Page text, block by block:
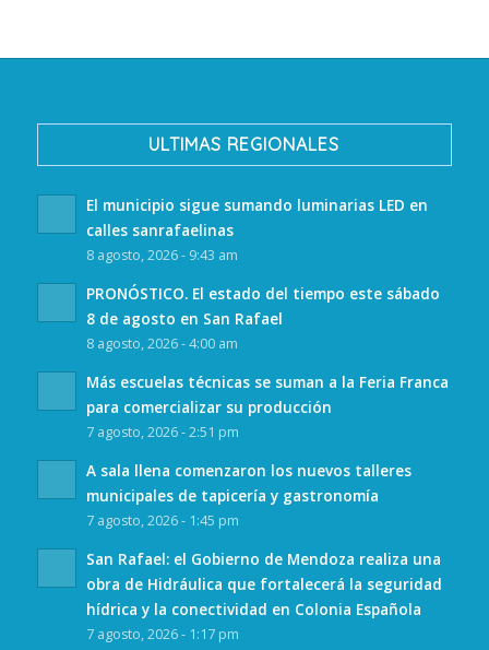
ULTIMAS REGIONALES
El municipio sigue sumando luminarias LED en
calles sanrafaelinas
8 agosto, 2026 - 9:43 am
PRONÓSTICO. El estado del tiempo este sábado
8 de agosto en San Rafael
8 agosto, 2026 - 4:00 am
Más escuelas técnicas se suman a la Feria Franca
para comercializar su producción
7 agosto, 2026 - 2:51 pm
A sala llena comenzaron los nuevos talleres
municipales de tapicería y gastronomía
7 agosto, 2026 - 1:45 pm
San Rafael: el Gobierno de Mendoza realiza una
obra de Hidráulica que fortalecerá la seguridad
hídrica y la conectividad en Colonia Española
7 agosto, 2026 - 1:17 pm